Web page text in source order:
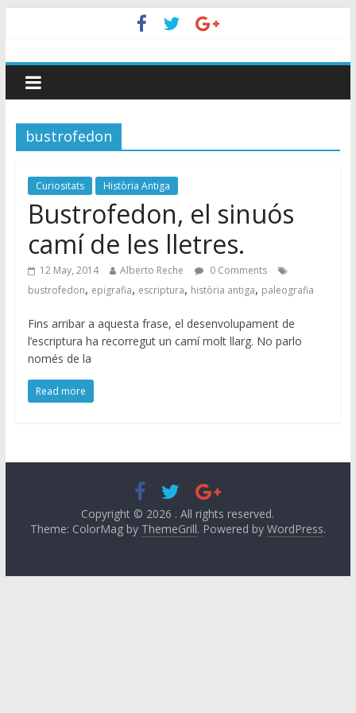
bustrofedon
Curiositats Història Antiga
Bustrofedon, el sinuós
camí de les lletres.
12 May, 2014 Alberto Reche
0 Comments
bustrofedon, epigrafia, escriptura, història antiga, paleografia
Fins arribar a aquesta frase, el desenvolupament de
l’escriptura ha recorregut un camí molt llarg. No parlo
només de la
Read more
Copyright © 2026 . All rights reserved.
Theme: ColorMag by ThemeGrill. Powered by WordPress.